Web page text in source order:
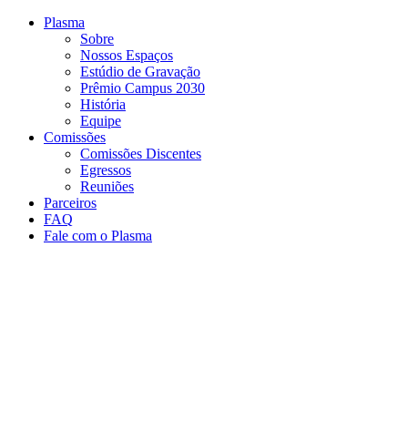
Conteúdo principal
Plasma
Sobre
Nossos Espaços
Estúdio de Gravação
Prêmio Campus 2030
História
Equipe
Comissões
Comissões Discentes
Egressos
Reuniões
Parceiros
FAQ
Fale com o Plasma